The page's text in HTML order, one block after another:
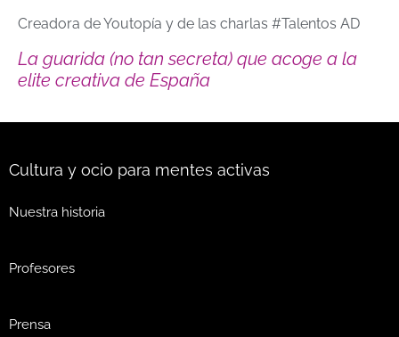
Creadora de Youtopía y de las charlas #Talentos AD
La guarida (no tan secreta) que acoge a la
elite creativa de España
Cultura y ocio para mentes activas
Nuestra historia
Profesores
Prensa